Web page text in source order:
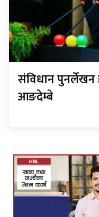
संविधान पुनर्लेखन
आङदेम्बे